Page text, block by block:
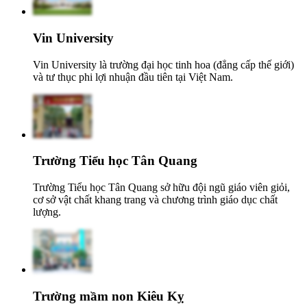
Vin University
Vin University là trường đại học tinh hoa (đẳng cấp thế giới)
và tư thục phi lợi nhuận đầu tiên tại Việt Nam.
Trường Tiểu học Tân Quang
Trường Tiểu học Tân Quang sở hữu đội ngũ giáo viên giỏi,
cơ sở vật chất khang trang và chương trình giáo dục chất
lượng.
Trường mầm non Kiêu Kỵ